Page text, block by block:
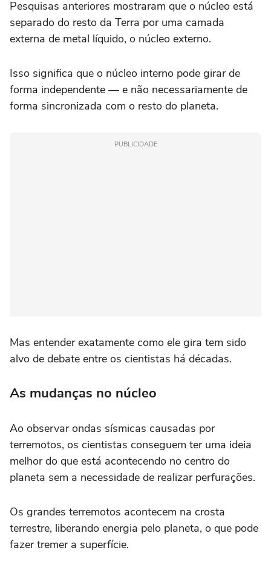
Pesquisas anteriores mostraram que o núcleo está
separado do resto da Terra por uma camada
externa de metal líquido, o núcleo externo.
Isso significa que o núcleo interno pode girar de
forma independente — e não necessariamente de
forma sincronizada com o resto do planeta.
PUBLICIDADE
Mas entender exatamente como ele gira tem sido
alvo de debate entre os cientistas há décadas.
As mudanças no núcleo
Ao observar ondas sísmicas causadas por
terremotos, os cientistas conseguem ter uma ideia
melhor do que está acontecendo no centro do
planeta sem a necessidade de realizar perfurações.
Os grandes terremotos acontecem na crosta
terrestre, liberando energia pelo planeta, o que pode
fazer tremer a superfície.